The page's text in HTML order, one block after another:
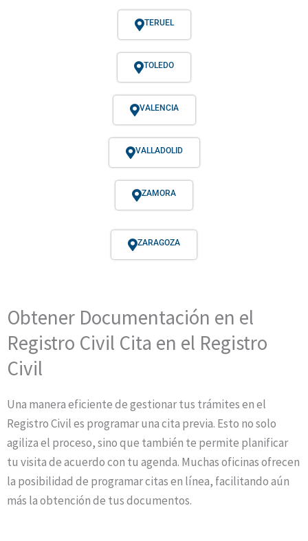
TERUEL
TOLEDO
VALENCIA
VALLADOLID
ZAMORA
ZARAGOZA
Obtener Documentación en el
Registro Civil Cita en el Registro
Civil
Una manera eficiente de gestionar tus trámites en el
Registro Civil es programar una cita previa. Esto no solo
agiliza el proceso, sino que también te permite planificar
tu visita de acuerdo con tu agenda. Muchas oficinas ofrecen
la posibilidad de programar citas en línea, facilitando aún
más la obtención de tus documentos.